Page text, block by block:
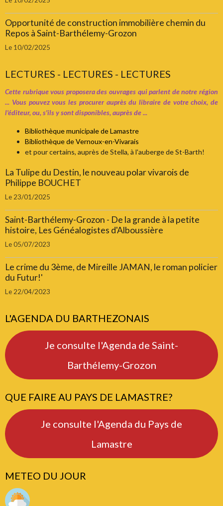
Opportunité de construction immobilière chemin du
Repos à Saint-Barthélemy-Grozon
Le 10/02/2025
LECTURES - LECTURES - LECTURES
Cette rubrique vous proposera des ouvrages qui parlent de notre région
... Vous pouvez vous les procurer auprès du libraire de votre choix, de
l'éditeur, ou, s'ils y sont disponibles, auprès de ...
Bibliothèque municipale de Lamastre
Bibliothèque de Vernoux-en-Vivarais
et pour certains, auprès de Stella, à l'auberge de St-Barth!
La Tulipe du Destin, le nouveau polar vivarois de
Philippe BOUCHET
Le 23/01/2025
Saint-Barthélemy-Grozon - De la grande à la petite
histoire, Les Généalogistes d'Alboussière
Le 05/07/2023
Le crime du 3ème, de Mireille JAMAN, le roman policier
du Futur!'
Le 22/04/2023
L'AGENDA DU BARTHEZONAIS
Je consulte l'Agenda de Saint-
Barthélemy-Grozon
QUE FAIRE AU PAYS DE LAMASTRE?
Je consulte l'Agenda du Pays de
Lamastre
METEO DU JOUR